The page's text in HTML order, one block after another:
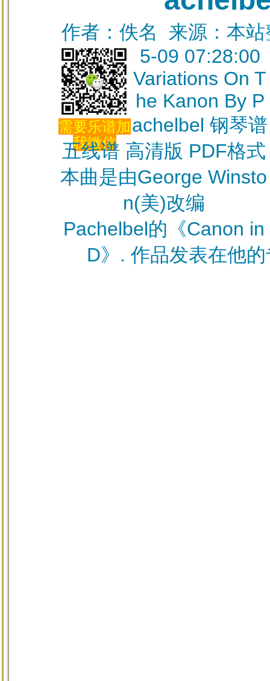
作者：佚名 来源：本
5-09 07:28:00
需要乐谱加
我微信
Variations On T
he Kanon By P
achelbel 钢琴谱
五线谱 高清版 PDF格式
本曲是由George Winsto
n(美)改编
Pachelbel的《Canon in
D》. 作品发表在他